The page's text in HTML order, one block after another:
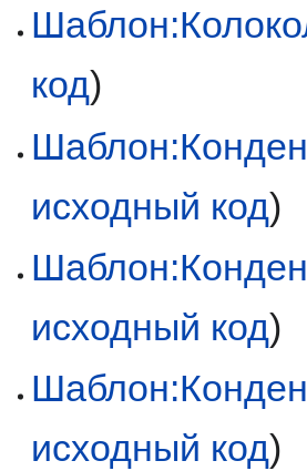
код)
исходный код)
исходный код)
исходный код)